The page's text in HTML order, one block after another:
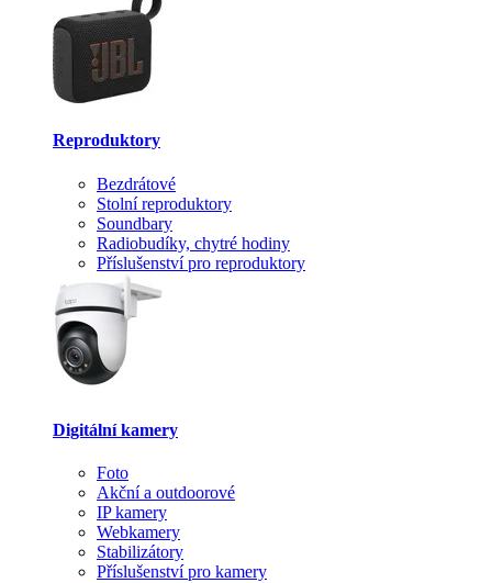
Reproduktory
Bezdrátové
Stolní reproduktory
Soundbary
Radiobudíky, chytré hodiny
Příslušenství pro reproduktory
Digitální kamery
Foto
Akční a outdoorové
IP kamery
Webkamery
Stabilizátory
Příslušenství pro kamery